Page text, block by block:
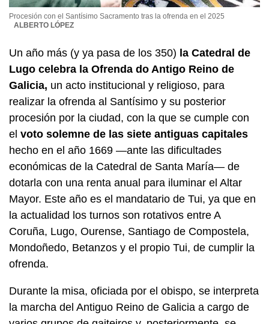
Procesión con el Santísimo Sacramento tras la ofrenda en el 2025
ALBERTO LÓPEZ
Un año más (y ya pasa de los 350) la Catedral de
Lugo celebra la Ofrenda do Antigo Reino de
Galicia, un acto institucional y religioso, para
realizar la ofrenda al Santísimo y su posterior
procesión por la ciudad, con la que se cumple con
el voto solemne de las siete antiguas capitales
hecho en el año 1669 —ante las dificultades
económicas de la Catedral de Santa María— de
dotarla con una renta anual para iluminar el Altar
Mayor. Este año es el mandatario de Tui, ya que en
la actualidad los turnos son rotativos entre A
Coruña, Lugo, Ourense, Santiago de Compostela,
Mondoñedo, Betanzos y el propio Tui, de cumplir la
ofrenda.
Durante la misa, oficiada por el obispo, se interpreta
la marcha del Antiguo Reino de Galicia a cargo de